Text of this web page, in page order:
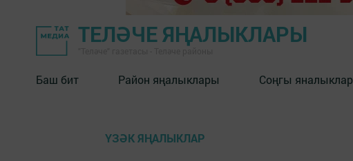
ТЕЛӘЧЕ ЯҢАЛЫКЛАРЫ
Баш бит Район яңалыклары Соңгы яналыклар
ҮЗӘК ЯҢАЛЫКЛАР